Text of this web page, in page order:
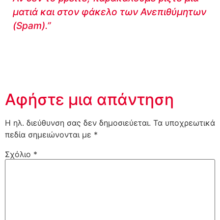
ματιά και στον φάκελο των Ανεπιθύμητων
(Spam).”
Αφήστε μια απάντηση
Η ηλ. διεύθυνση σας δεν δημοσιεύεται. Τα υποχρεωτικά
πεδία σημειώνονται με *
Σχόλιο *